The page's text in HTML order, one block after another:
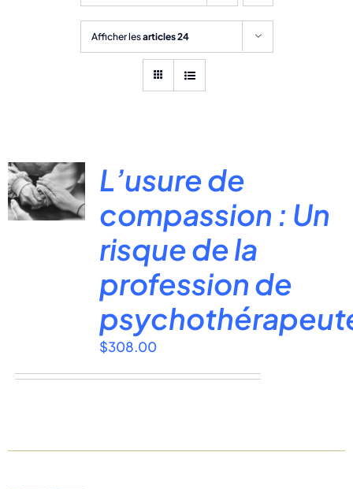
Afficher lesarticles 24
L’usure de
compassion : Un
risque de la
profession de
$308.00